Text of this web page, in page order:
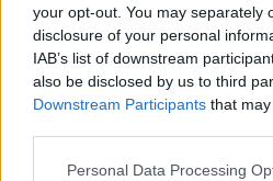
your opt-out. You may separately
disclosure of your personal
IAB’s list of downstream
also be disclosed by us to third
Downstream Participants that
Please note that this website/app
Personal Data Processing
nagyon népszerű agilis-
fejlesztési stílust,
jelentenek, ezek
rugalmas rendszer képes.
Kis módszertani kitérő után
mit is kínál az IBM